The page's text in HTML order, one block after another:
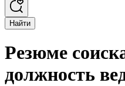
Найти
Резюме
должность